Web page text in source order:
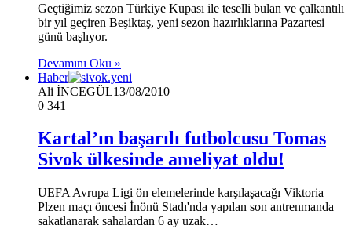
Geçtiğimiz sezon Türkiye Kupası ile teselli bulan ve çalkantılı
bir yıl geçiren Beşiktaş, yeni sezon hazırlıklarına Pazartesi
günü başlıyor.
Devamını Oku »
Haber
Ali İNCEGÜL13/08/2010
0 341
Kartal’ın başarılı futbolcusu Tomas
Sivok ülkesinde ameliyat oldu!
UEFA Avrupa Ligi ön elemelerinde karşılaşacağı Viktoria
Plzen maçı öncesi İnönü Stadı'nda yapılan son antrenmanda
sakatlanarak sahalardan 6 ay uzak…